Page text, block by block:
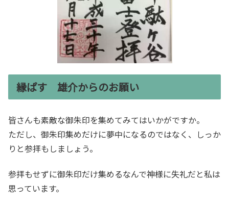
縁ぱす 雄介からのお願い
皆さんも素敵な御朱印を集めてみてはいかがですか。
ただし、御朱印集めだけに夢中になるのではなく、しっか
りと参拝もしましょう。
参拝もせずに御朱印だけ集めるなんで神様に失礼だと私は
思っています。